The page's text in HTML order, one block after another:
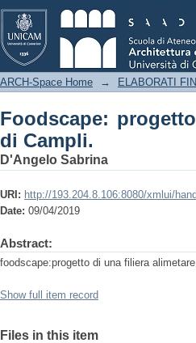
Foodscape:
ARCH-Space Home → ELABORATI
Foodscape:
di Campli.
D'Angelo Sabrina
URI: http://193.204.8.106:8080/xmlui/
Date: 09/04/2019
Abstract:
foodscape:progetto di una filiera
Show full item record
Files in this item